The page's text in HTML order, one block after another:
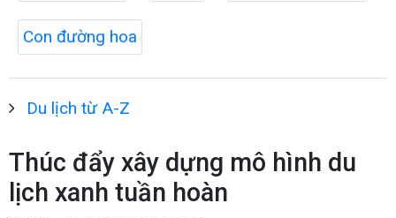
Con đường hoa
Du lịch từ A-Z
Thúc đẩy xây dựng mô hình du
lịch xanh tuần hoàn